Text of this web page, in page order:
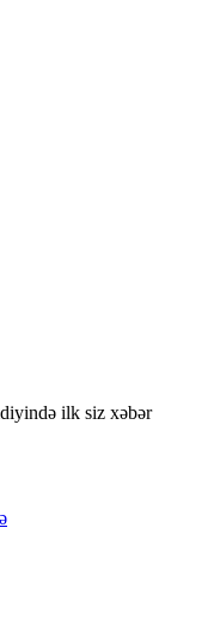
ilk siz xəbər